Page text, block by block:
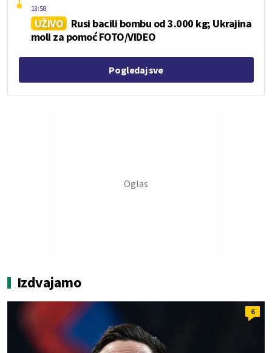
UŽIVO
Rusi bacili bombu od 3.000 kg; Ukrajina
moli za pomoć FOTO/VIDEO
13:58
Pogledaj sve
Izdvajamo
6